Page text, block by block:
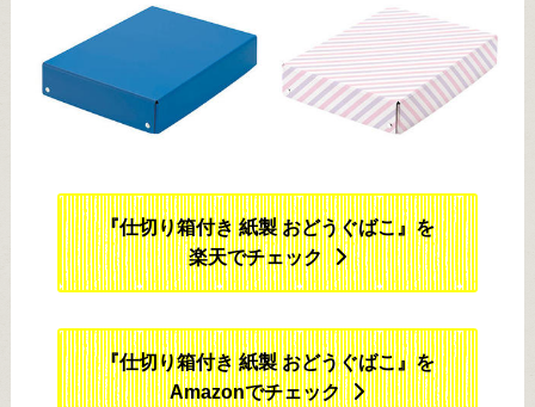
『仕切り箱付き 紙製 おどうぐばこ』を
楽天でチェック
『仕切り箱付き 紙製 おどうぐばこ』を
Amazonでチェック